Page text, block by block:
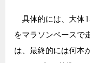
具体的には、大体
をマラソンペースで
は、最終的には何本